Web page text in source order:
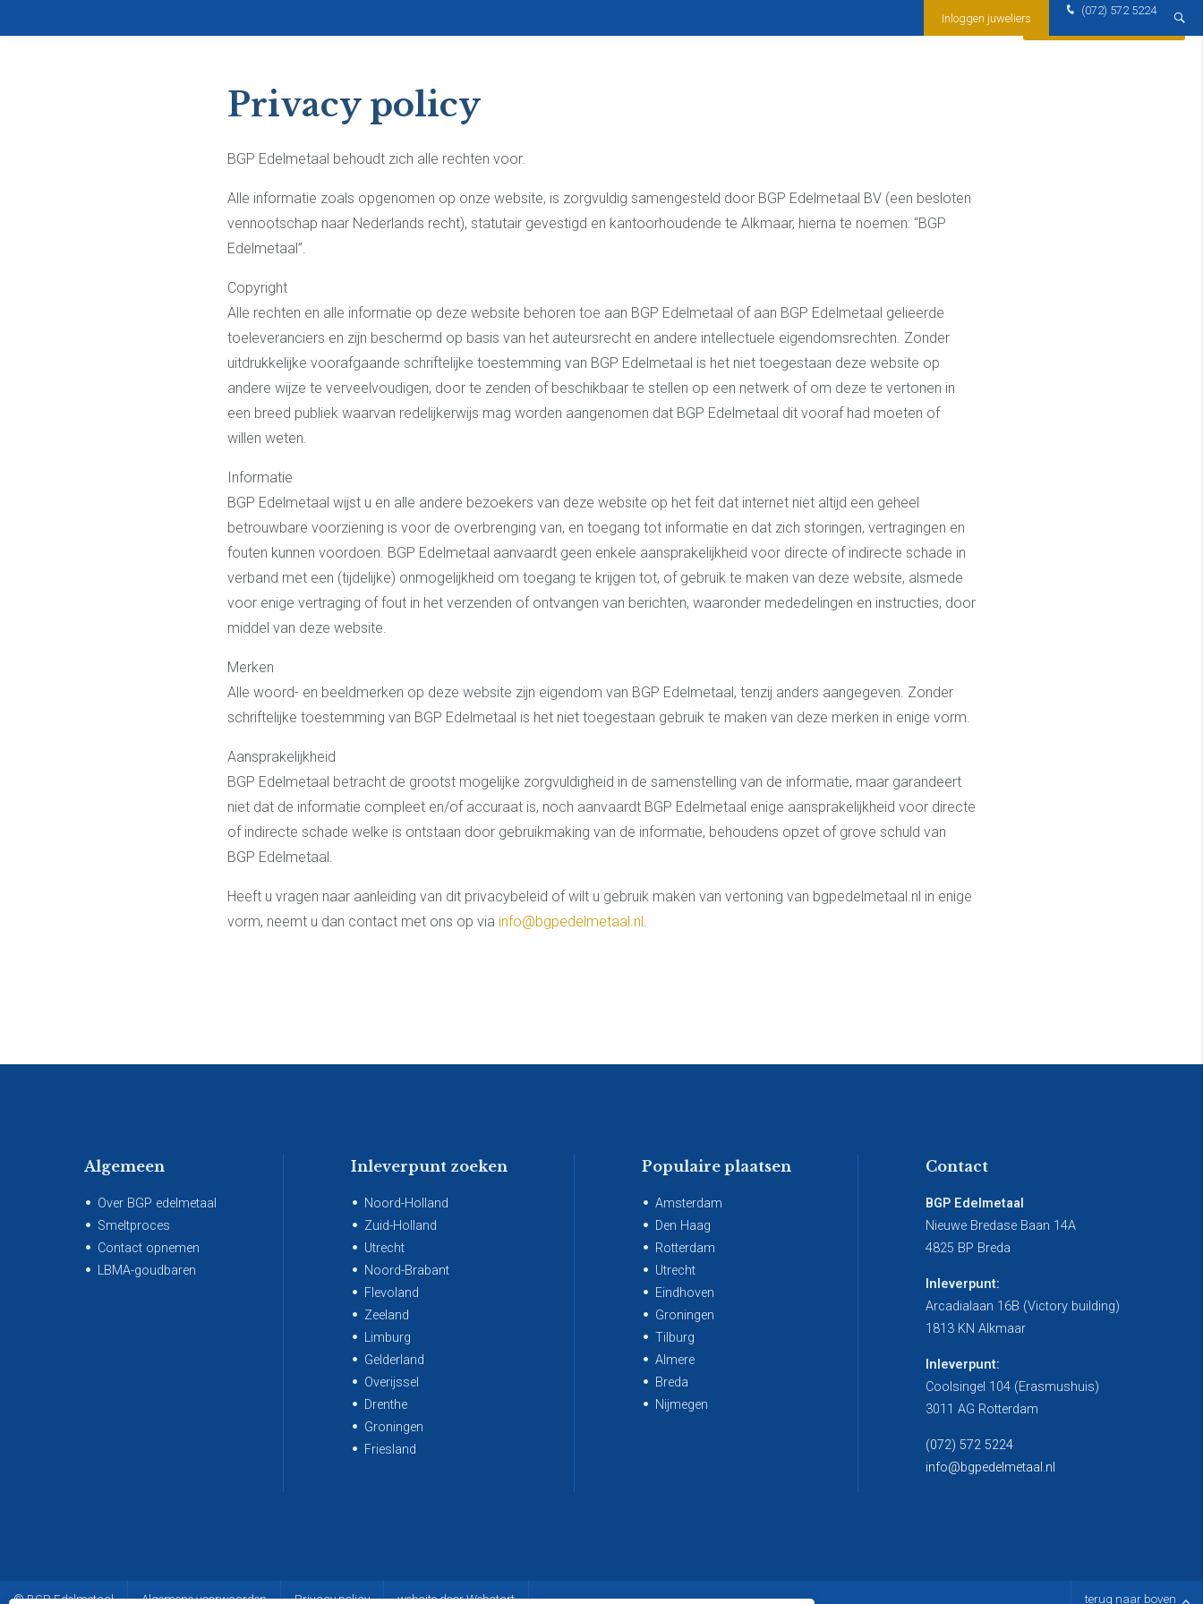
(072) 572 5224
Inloggen juweliers
Smeltproces Contact opnemen
Privacy policy
BGP Edelmetaal behoudt zich alle rechten voor.
Alle informatie zoals opgenomen op onze website, is zorgvuldig samengesteld door BGP Edelmetaal BV (een besloten
vennootschap naar Nederlands recht), statutair gevestigd en kantoorhoudende te Alkmaar, hierna te noemen: “BGP
Edelmetaal”.
Copyright
Alle rechten en alle informatie op deze website behoren toe aan BGP Edelmetaal of aan BGP Edelmetaal gelieerde
toeleveranciers en zijn beschermd op basis van het auteursrecht en andere intellectuele eigendomsrechten. Zonder
uitdrukkelijke voorafgaande schriftelijke toestemming van BGP Edelmetaal is het niet toegestaan deze website op
andere wijze te verveelvoudigen, door te zenden of beschikbaar te stellen op een netwerk of om deze te vertonen in
een breed publiek waarvan redelijkerwijs mag worden aangenomen dat BGP Edelmetaal dit vooraf had moeten of
willen weten.
Informatie
BGP Edelmetaal wijst u en alle andere bezoekers van deze website op het feit dat internet niet altijd een geheel
betrouwbare voorziening is voor de overbrenging van, en toegang tot informatie en dat zich storingen, vertragingen en
fouten kunnen voordoen. BGP Edelmetaal aanvaardt geen enkele aansprakelijkheid voor directe of indirecte schade in
verband met een (tijdelijke) onmogelijkheid om toegang te krijgen tot, of gebruik te maken van deze website, alsmede
voor enige vertraging of fout in het verzenden of ontvangen van berichten, waaronder mededelingen en instructies, door
middel van deze website.
Merken
Alle woord- en beeldmerken op deze website zijn eigendom van BGP Edelmetaal, tenzij anders aangegeven. Zonder
schriftelijke toestemming van BGP Edelmetaal is het niet toegestaan gebruik te maken van deze merken in enige vorm.
Aansprakelijkheid
BGP Edelmetaal betracht de grootst mogelijke zorgvuldigheid in de samenstelling van de informatie, maar garandeert
niet dat de informatie compleet en/of accuraat is, noch aanvaardt BGP Edelmetaal enige aansprakelijkheid voor directe
of indirecte schade welke is ontstaan door gebruikmaking van de informatie, behoudens opzet of grove schuld van
BGP Edelmetaal.
Heeft u vragen naar aanleiding van dit privacybeleid of wilt u gebruik maken van vertoning van bgpedelmetaal.nl in enige
vorm, neemt u dan contact met ons op via info@bgpedelmetaal.nl
Algemeen
Over BGP edelmetaal
Smeltproces
Contact opnemen
LBMA-goudbaren
Inleverpunt zoeken
Noord-Holland
Zuid-Holland
Utrecht
Noord-Brabant
Flevoland
Zeeland
Limburg
Gelderland
Overijssel
Drenthe
Groningen
Friesland
Populaire plaatsen
Amsterdam
Den Haag
Rotterdam
Utrecht
Eindhoven
Groningen
Tilburg
Almere
Breda
Nijmegen
Contact
BGP Edelmetaal
Nieuwe Bredase Baan 14A
4825 BP Breda
Inleverpunt:
Arcadialaan 16B (Victory building)
1813 KN Alkmaar
Inleverpunt:
Coolsingel 104 (Erasmushuis)
3011 AG Rotterdam
(072) 572 5224
info@bgpedelmetaal.nl
© BGP Edelmetaal Algemene voorwaarden Privacy policy website door Webstart terug naar boven